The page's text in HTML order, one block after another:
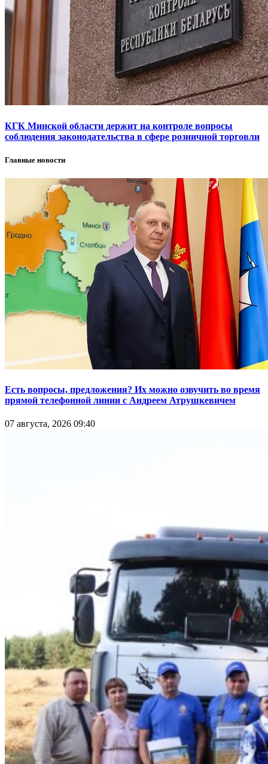
КГК Минской области держит на контроле вопросы
соблюдения законодательства в сфере розничной торговли
Главные новости
Есть вопросы, предложения? Их можно озвучить во время
прямой телефонной линии с Андреем Атрушкевичем
07 августа, 2026 09:40